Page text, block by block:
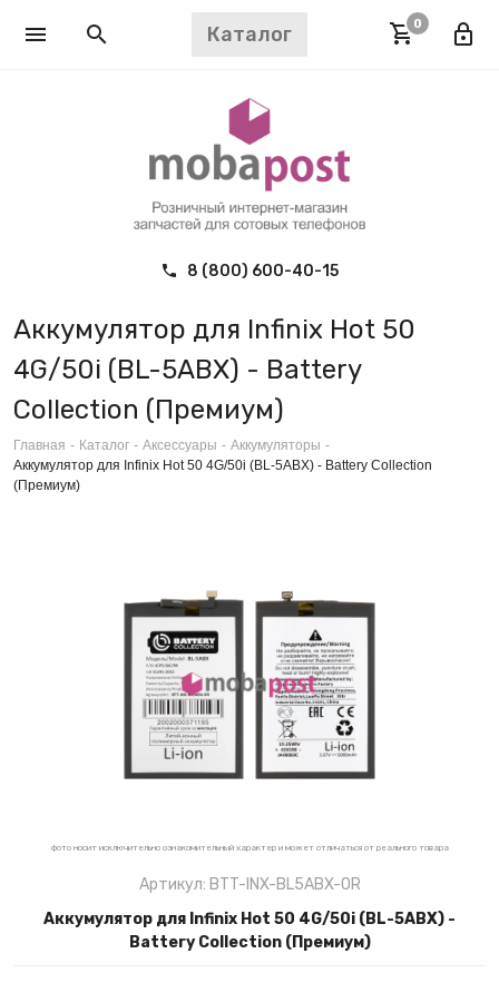
Каталог 0
8 (800) 600-40-15
Аккумулятор для Infinix Hot 50
4G/50i (BL-5ABX) - Battery
Collection (Премиум)
Главная - Каталог - Аксессуары - Аккумуляторы -
Аккумулятор для Infinix Hot 50 4G/50i (BL-5ABX) - Battery Collection
(Премиум)
фото носит исключительно ознакомительный характер и может отличаться от реального товара
Артикул: BTT-INX-BL5ABX-OR
Аккумулятор для Infinix Hot 50 4G/50i (BL-5ABX) -
Battery Collection (Премиум)